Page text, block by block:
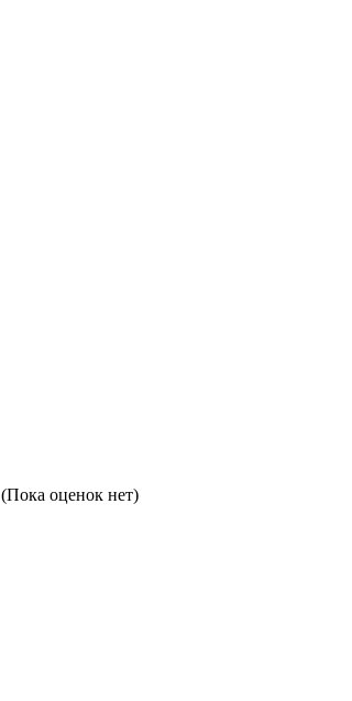
(Пока оценок нет)